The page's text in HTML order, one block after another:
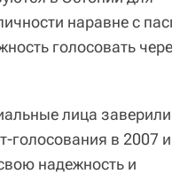
наравне с
голосовать
лица
голосования в 2007
надежность и